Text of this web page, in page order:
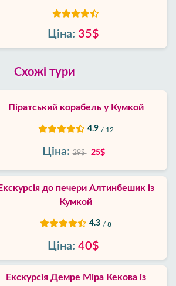
Ціна: 35$
Схожі тури
Піратський корабель у Кумкой
4.9 / 12
Ціна: 29$ 25$
Екскурсія до печери Алтинбешик із
Кумкой
4.3 / 8
Ціна: 40$
Екскурсія Демре Міра Кекова із